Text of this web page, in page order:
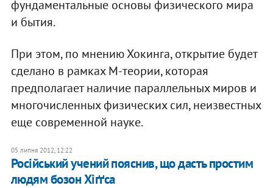
фундаментальные основы физического мира
и бытия.
При этом, по мнению Хокинга, открытие будет
сделано в рамках М-теории, которая
предполагает наличие параллельных миров и
многочисленных физических сил, неизвестных
еще современной науке.
05 липня 2012, 12:22
Російський учений пояснив, що дасть простим
людям бозон Хіґґса